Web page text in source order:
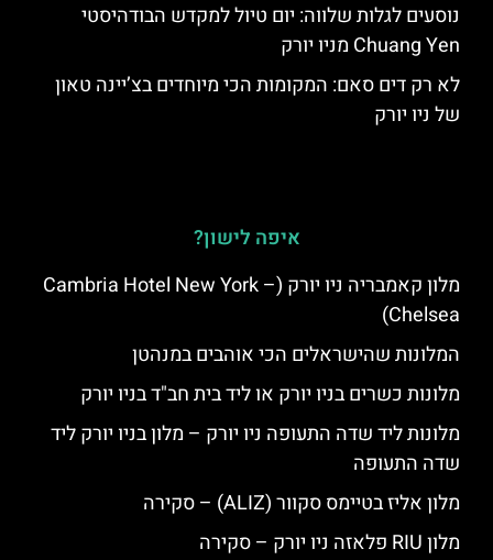
נוסעים לגלות שלווה: יום טיול למקדש הבודהיסטי
Chuang Yen מניו יורק
לא רק דים סאם: המקומות הכי מיוחדים בצ’יינה טאון
של ניו יורק
איפה לישון?
מלון קאמבריה ניו יורק (Cambria Hotel New York –
Chelsea)
המלונות שהישראלים הכי אוהבים במנהטן
מלונות כשרים בניו יורק או ליד בית חב"ד בניו יורק
מלונות ליד שדה התעופה ניו יורק – מלון בניו יורק ליד
שדה התעופה
מלון אליז בטיימס סקוור (ALIZ) – סקירה
מלון RIU פלאזה ניו יורק – סקירה